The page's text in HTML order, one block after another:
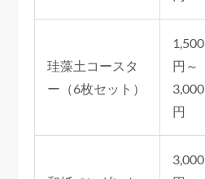
珪藻土コースタ
ー（6枚セット）
1,500
円～
3,000
円
3,000